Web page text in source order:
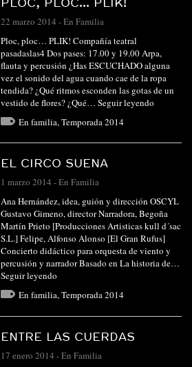
22 marzo 2014 -En Familia
Ploc, ploc… PLIK! Compañía teatral
pasadaslas4 Dos pases: 17.00 y 19.00 Arpa,
flauta y percusión ¿Has ESCUCHADO alguna
vez el sonido del agua cuando cae de la ropa
tendida? ¿Qué ritmos esconden las gotas de un
vestido de flores? ¿Qué… Seguir leyendo
En familia, Temporada 2014
EL CIRCO SUENA
1 marzo 2014 -En Familia
Ana Hernández, idea, guión y dirección OSCYL
Gustavo Gimeno, director Narradora, Begoña
Martín Prieto [Producciones Artisticas kull d´sac
S.L.] Felipe, Alfonso Alonso [El Gran Rufus]
Concierto didáctico para orquesta de viento y
percusión y narrador Basado en La historia de…
Seguir leyendo
En familia,Temporada 2014
ENTRE LAS CUERDAS
17 enero 2014 -En Familia